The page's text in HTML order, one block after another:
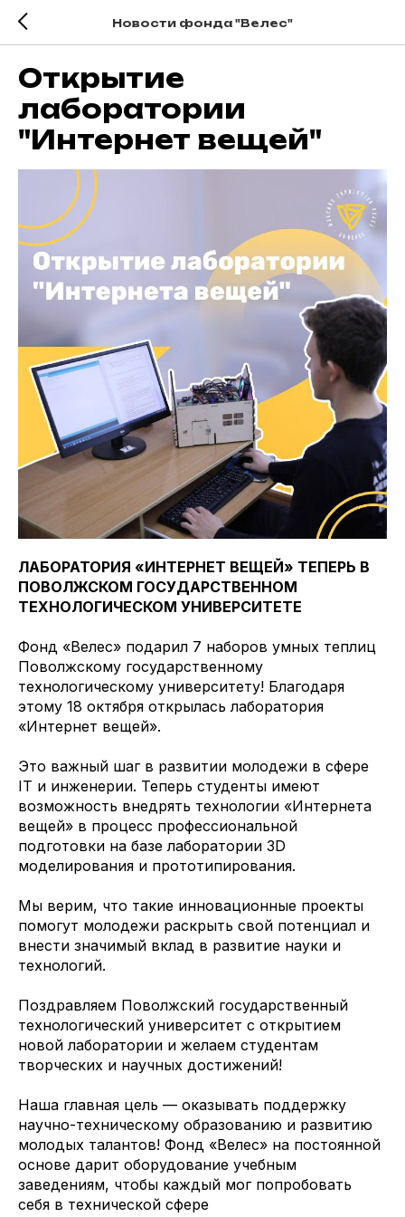
Новости фонда "Велес"
Открытие
лаборатории
"Интернет вещей"
ЛАБОРАТОРИЯ «ИНТЕРНЕТ ВЕЩЕЙ» ТЕПЕРЬ В
ПОВОЛЖСКОМ ГОСУДАРСТВЕННОМ
ТЕХНОЛОГИЧЕСКОМ УНИВЕРСИТЕТЕ
Фонд «Велес» подарил 7 наборов умных теплиц
Поволжскому государственному
технологическому университету! Благодаря
этому 18 октября открылась лаборатория
«Интернет вещей».
Это важный шаг в развитии молодежи в сфере
IT и инженерии. Теперь студенты имеют
возможность внедрять технологии «Интернета
вещей» в процесс профессиональной
подготовки на базе лаборатории 3D
моделирования и прототипирования.
Мы верим, что такие инновационные проекты
помогут молодежи раскрыть свой потенциал и
внести значимый вклад в развитие науки и
технологий.
Поздравляем Поволжский государственный
технологический университет с открытием
новой лаборатории и желаем студентам
творческих и научных достижений!
Наша главная цель — оказывать поддержку
научно-техническому образованию и развитию
молодых талантов! Фонд «Велес» на постоянной
основе дарит оборудование учебным
заведениям, чтобы каждый мог попробовать
себя в технической сфере